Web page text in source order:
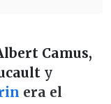
Camus,
y
era el